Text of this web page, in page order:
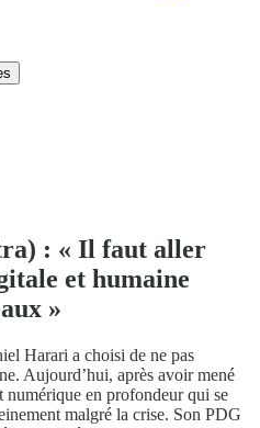
: « Il faut aller
et humaine
»
Harari a choisi de ne pas
Aujourd’hui, après avoir mené
en profondeur qui se
malgré la crise. Son PDG